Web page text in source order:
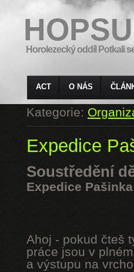
Horolezecký oddíl Potkali
ACT O NÁS
Kategorie:
Expedice
Soustředění
Expedice
Ahoj - pokud čteš
práce jsou v
a výstupu na